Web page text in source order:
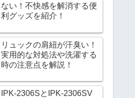
ない！不快感を解消する便
利グッズを紹介！
リュックの肩紐が汗臭い！
実用的な対処法や洗濯する
時の注意点を解説！
IPK-2306SとIPK-2306SV